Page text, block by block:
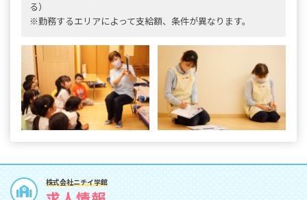
る）
※勤務するエリアによって支給額、条件が異なります。
株式会社ニチイ学館